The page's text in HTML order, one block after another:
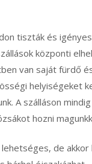
tiszták és
központi
van saját fürdő
helyiségeket
A szálláson
hozni
de